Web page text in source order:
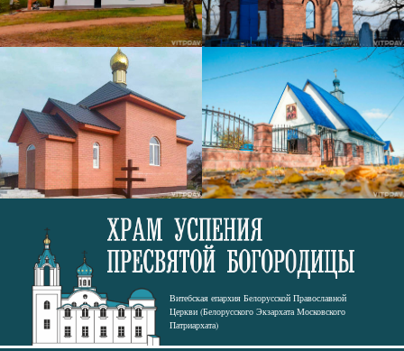
Витебская епархия Белорусской Православной
Церкви (Белорусского Экзархата Московского
Патриархата)